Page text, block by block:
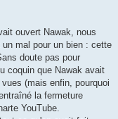
ouvert Nawak, nous
mal pour un bien : cette
doute pas pour
coquin que Nawak avait
(mais enfin, pourquoi
la fermeture
YouTube.